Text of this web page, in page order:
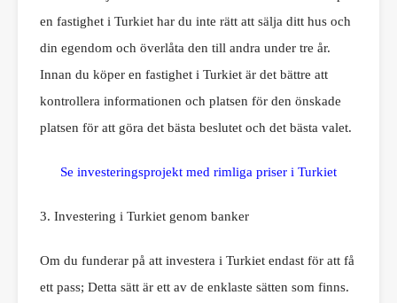
en fastighet i Turkiet har du inte rätt att sälja ditt hus och
din egendom och överlåta den till andra under tre år.
Innan du köper en fastighet i Turkiet är det bättre att
kontrollera informationen och platsen för den önskade
platsen för att göra det bästa beslutet och det bästa valet.
Se investeringsprojekt med rimliga priser i Turkiet
3. Investering i Turkiet genom banker
Om du funderar på att investera i Turkiet endast för att få
ett pass; Detta sätt är ett av de enklaste sätten som finns.